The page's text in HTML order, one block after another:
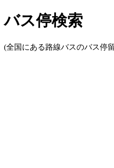
バス停検索
(全国にある路線バスのバス停